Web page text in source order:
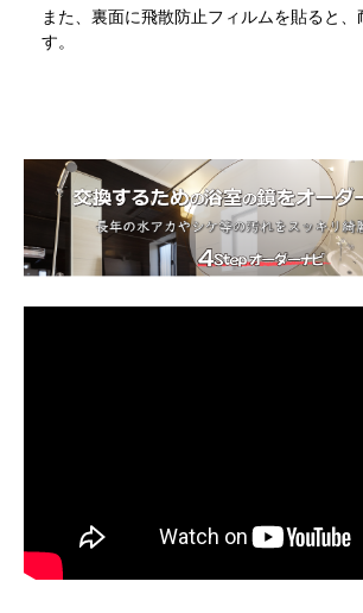
また、裏面に飛散防止フィルムを貼ると、
す。